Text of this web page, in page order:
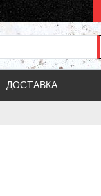
ДОСТАВКА